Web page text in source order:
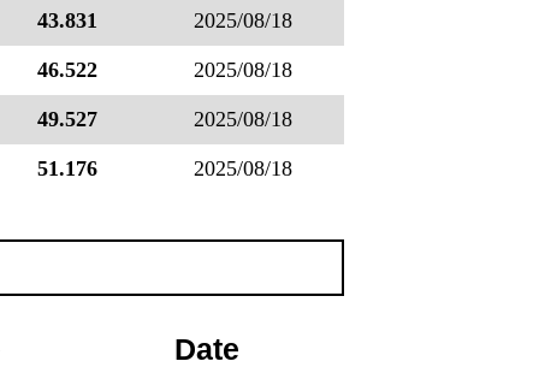
43.831 2025/08/18
46.522 2025/08/18
49.527 2025/08/18
51.176 2025/08/18
Date